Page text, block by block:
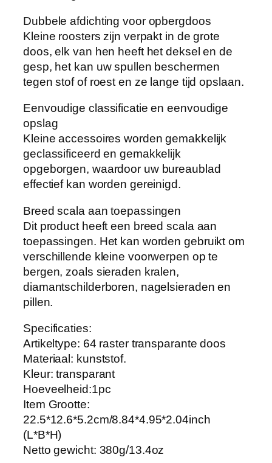
g
e
C
n
a
i
n
e
r
s
v
o
o
r
S
t
i
k
e
r
s
,
S
i
e
r
Dubbele afdichting voor opbergdoos
Kleine roosters zijn verpakt in de grote
doos, elk van hen heeft het deksel en de
gesp, het kan uw spullen beschermen
tegen stof of roest en ze lange tijd opslaan.
Eenvoudige classificatie en eenvoudige
opslag
Kleine accessoires worden gemakkelijk
geclassificeerd en gemakkelijk
opgeborgen, waardoor uw bureaublad
effectief kan worden gereinigd.
Breed scala aan toepassingen
Dit product heeft een breed scala aan
toepassingen. Het kan worden gebruikt om
verschillende kleine voorwerpen op te
bergen, zoals sieraden kralen,
diamantschilderboren, nagelsieraden en
pillen.
Specificaties:
Artikeltype: 64 raster transparante doos
Materiaal: kunststof.
Kleur: transparant
Hoeveelheid:1pc
Item Grootte:
22.5*12.6*5.2cm/8.84*4.95*2.04inch
(L*B*H)
Netto gewicht: 380g/13.4oz